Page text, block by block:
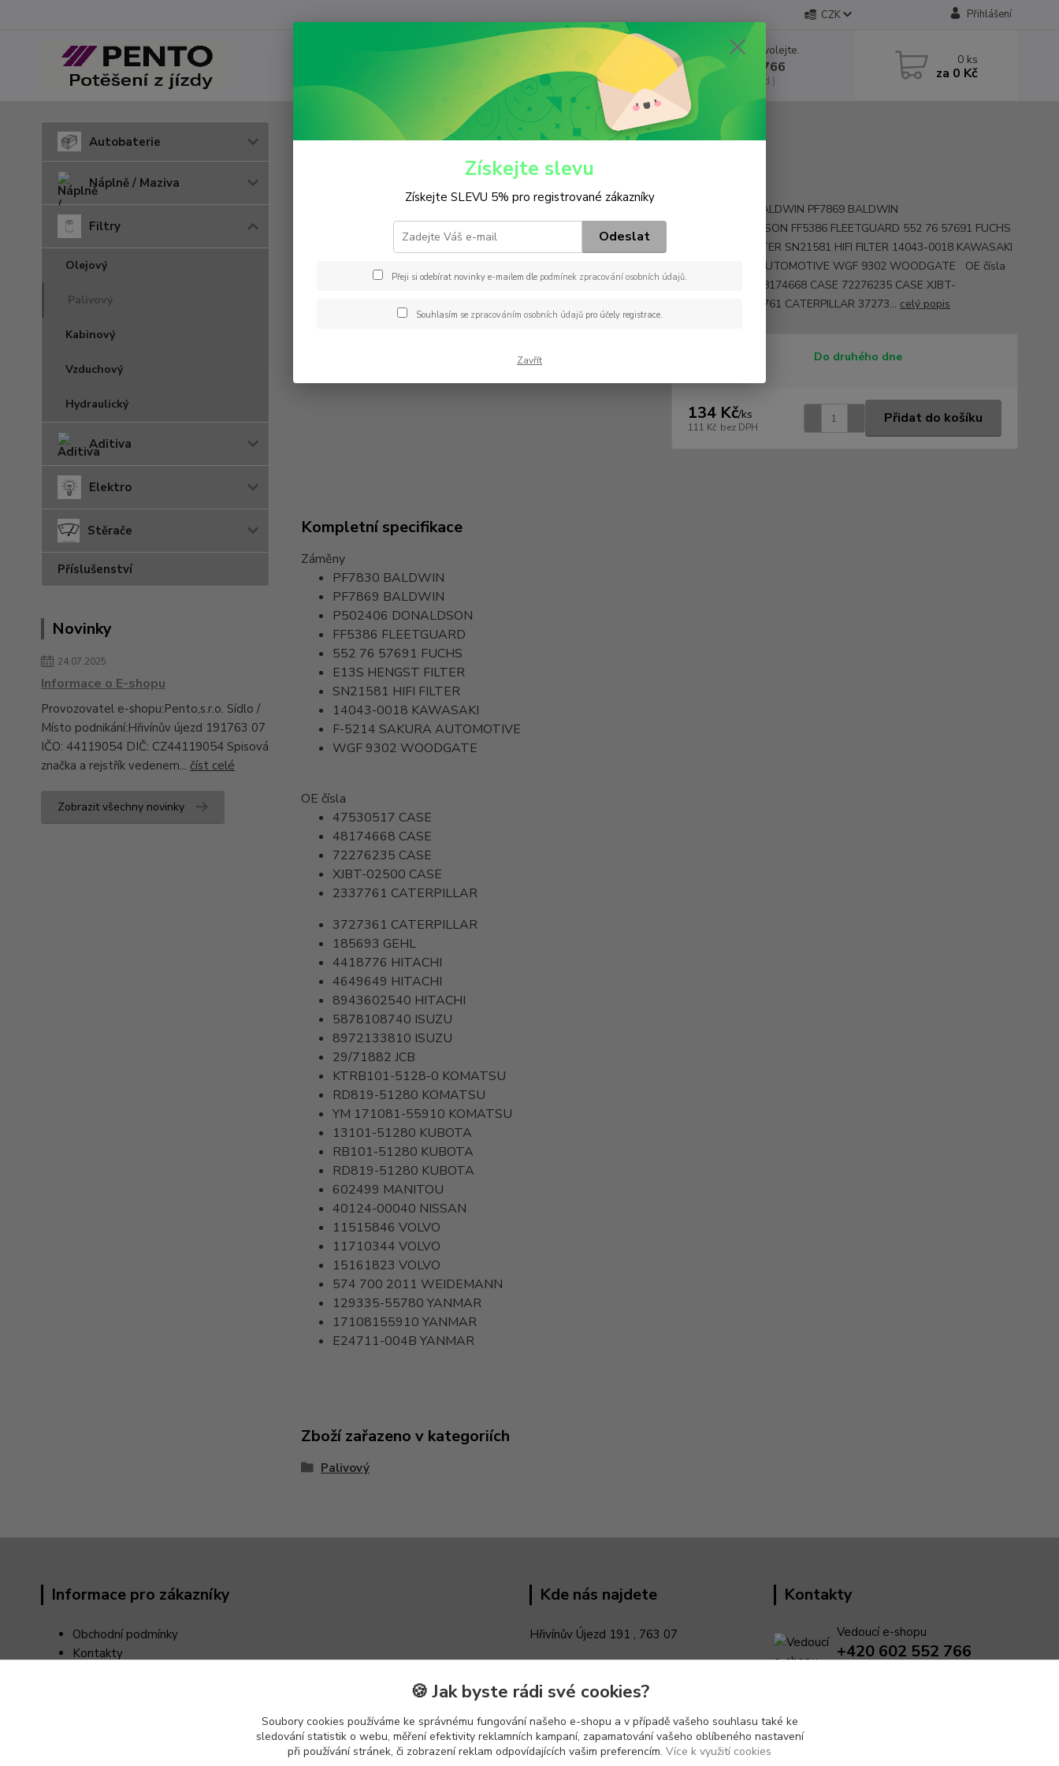
CZK Přihlášení
Nevíte si rady? Zavolejte.
+420 602 552 766
(Po-Pá, 6:30-15 hod.)
0 ks
za 0 Kč
Autobaterie
Náplně / Maziva
Filtry
Olejový
Palivový
Kabinový
Vzduchový
Hydraulický
Aditiva
Elektro
Stěrače
Příslušenství
Novinky
24.07.2025
Informace o E-shopu
Provozovatel e-shopu:Pento,s.r.o. Sídlo /
Místo podnikání:Hřivínův újezd 191763 07
IČO: 44119054 DIČ: CZ44119054 Spisová
značka a rejstřík vedenem... číst celé
Zobrazit všechny novinky
Palivový P 4001
Záměny PF7830 BALDWIN PF7869 BALDWIN
P502406 DONALDSON FF5386 FLEETGUARD 552 76 57691 FUCHS
E13S HENGST FILTER SN21581 HIFI FILTER 14043-0018 KAWASAKI
F-5214 SAKURA AUTOMOTIVE WGF 9302 WOODGATE OE čísla
47530517 CASE 48174668 CASE 72276235 CASE XJBT-
02500 CASE 2337761 CATERPILLAR 37273... celý popis
Do druhého dne
134 Kč/ks
111 Kč bez DPH
Přidat do košíku
Kompletní specifikace
Záměny
PF7830 BALDWIN
PF7869 BALDWIN
P502406 DONALDSON
FF5386 FLEETGUARD
552 76 57691 FUCHS
E13S HENGST FILTER
SN21581 HIFI FILTER
14043-0018 KAWASAKI
F-5214 SAKURA AUTOMOTIVE
WGF 9302 WOODGATE
OE čísla
47530517 CASE
48174668 CASE
72276235 CASE
XJBT-02500 CASE
2337761 CATERPILLAR
3727361 CATERPILLAR
185693 GEHL
4418776 HITACHI
4649649 HITACHI
8943602540 HITACHI
5878108740 ISUZU
8972133810 ISUZU
29/71882 JCB
KTRB101-5128-0 KOMATSU
RD819-51280 KOMATSU
YM 171081-55910 KOMATSU
13101-51280 KUBOTA
RB101-51280 KUBOTA
RD819-51280 KUBOTA
602499 MANITOU
40124-00040 NISSAN
11515846 VOLVO
11710344 VOLVO
15161823 VOLVO
574 700 2011 WEIDEMANN
129335-55780 YANMAR
17108155910 YANMAR
E24711-004B YANMAR
Zboží zařazeno v kategoriích
Palivový
Informace pro zákazníky
Obchodní podmínky
Kontakty
Kde nás najdete
Hřivínův Újezd 191 , 763 07
Kontakty
Vedoucí e-shopu
+420 602 552 766
Získejte slevu
Získejte SLEVU 5% pro registrované zákazníky
Odeslat
Přeji si odebírat novinky e-mailem dle podmínek zpracování osobních údajů.
Souhlasím se zpracováním osobních údajůpro účely registrace.
Zavřít
🍪 Jak byste rádi své cookies?
Soubory cookies používáme ke správnému fungování našeho e-shopu a v případě vašeho souhlasu také ke
sledování statistik o webu, měření efektivity reklamních kampaní, zapamatování vašeho oblíbeného nastavení
při používání stránek, či zobrazení reklam odpovídajících vašim preferencím. Více k využití cookies